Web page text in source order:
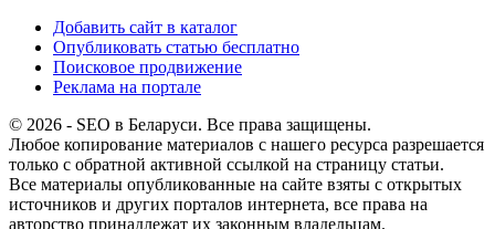
Добавить сайт в каталог
Опубликовать статью бесплатно
Поисковое продвижение
Реклама на портале
© 2026 - SEO в Беларуси. Все права защищены.
Любое копирование материалов с нашего ресурса разрешается
только с обратной активной ссылкой на страницу статьи.
Все материалы опубликованные на сайте взяты с открытых
источников и других порталов интернета, все права на
авторство принадлежат их законным владельцам.